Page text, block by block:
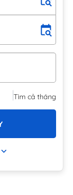
Tìm cả tháng